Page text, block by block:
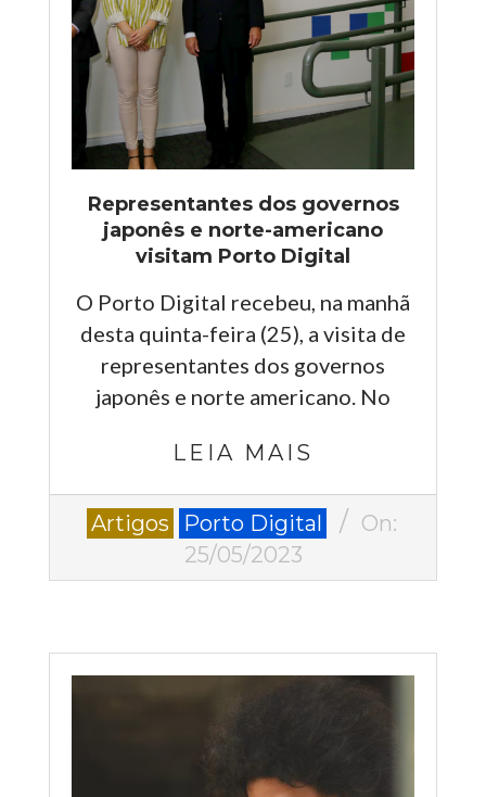
Representantes dos governos
japonês e norte-americano
visitam Porto Digital
O Porto Digital recebeu, na manhã
desta quinta-feira (25), a visita de
representantes dos governos
japonês e norte americano. No
LEIA MAIS
2023-
Artigos Porto Digital
On:
25/05/2023